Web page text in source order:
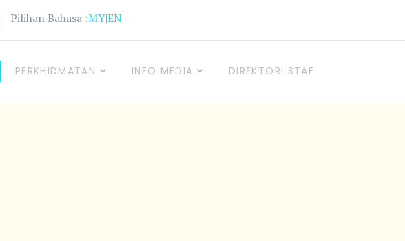
| Pilihan Bahasa :MY|EN
PERKHIDMATAN INFO MEDIA DIREKTORI STAF